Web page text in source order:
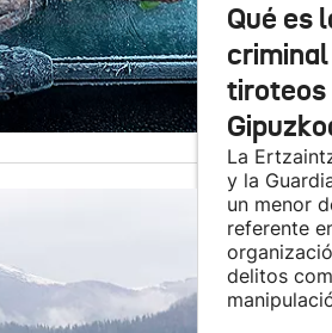
Qué es
tiroteos
La
y la
un menor
referente
delitos